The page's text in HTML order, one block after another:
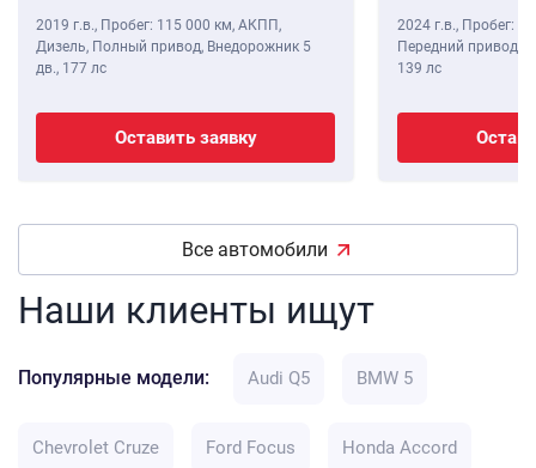
2019 г.в., Пробег: 115 000 км, АКПП,
Дизель, Полный привод, Внедорожник 5
дв., 177 лс
Оставить заявку
2024 г.в., Пробег: 8
Передний привод,
139 лс
Все автомобили
Наши клиенты ищут
Популярные модели: Audi Q5 BMW 5
Chevrolet Cruze Ford Focus Honda Accord